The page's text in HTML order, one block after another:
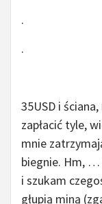
.
.
35USD i
zapłacić tyle,
mnie
biegnie. Hm, …
i szukam
głupią miną